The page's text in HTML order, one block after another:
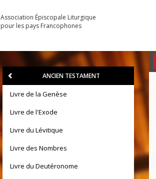
Association Épiscopale Liturgique
pour les pays Francophones
ANCIEN TESTAMENT
Livre de la Genèse
Livre de l'Exode
Livre du Lévitique
Livre des Nombres
Livre du Deutéronome